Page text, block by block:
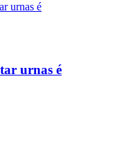
urnas é